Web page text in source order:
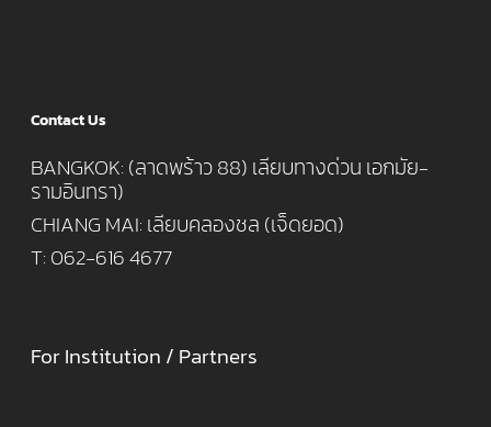
Contact Us
BANGKOK: (ลาดพร้าว 88) เลียบทางด่วน เอกมัย-
รามอินทรา)
CHIANG MAI: เลียบคลองชล (เจ็ดยอด)
T: 062-616 4677
For Institution / Partners